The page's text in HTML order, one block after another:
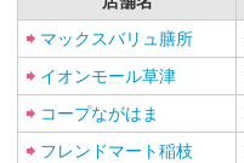
マックスバリュ膳所
イオンモール草津
コープながはま
フレンドマート稲枝